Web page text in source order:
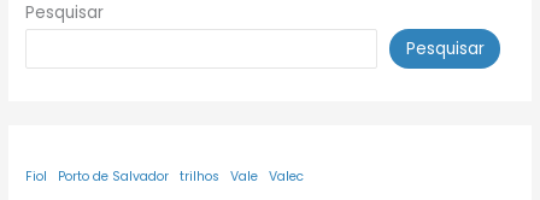
Pesquisar
Pesquisar
Fiol Porto de Salvador trilhos Vale Valec